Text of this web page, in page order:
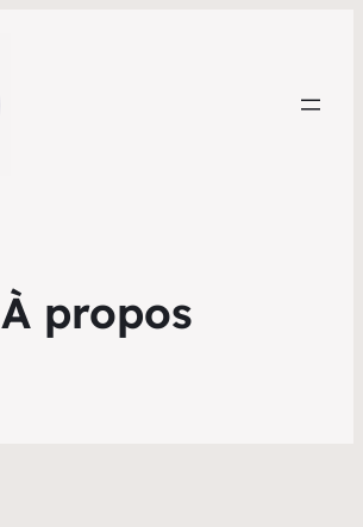
À propos